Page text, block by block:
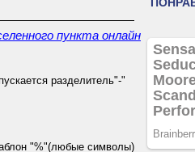
пункта онлайн
разделитель"-"
"%"(любые символы)